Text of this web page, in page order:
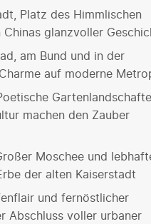
Platz des Himmlischen
glanzvoller
am Bund und in der
auf moderne
machen den Zauber
Moschee und
der alten Kaiserstadt
und fernöstlicher
Abschluss voller urbaner